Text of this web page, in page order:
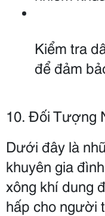
Kiểm tra
để đảm
10. Đối Tượng
Dưới đây là
khuyên gia
xông khí dung
hấp cho người